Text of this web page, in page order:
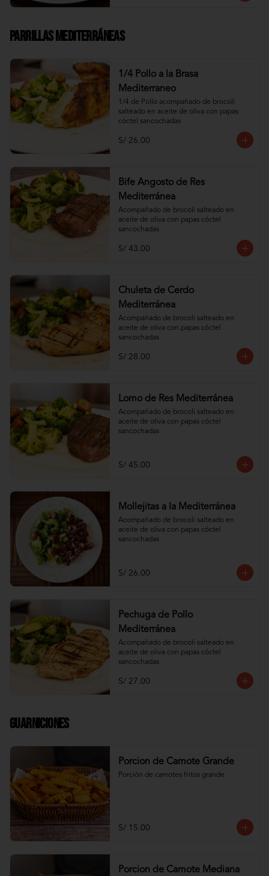
Parrillas Mediterráneas
1/4 Pollo a la Brasa
Mediterraneo
1/4 de Pollo acompañado de brocoli
salteado en aceite de oliva con papas
cóctel sancochadas
S/ 26.00
Bife Angosto de Res
Mediterránea
Acompañado de brocoli salteado en
aceite de oliva con papas cóctel
sancochadas
S/ 43.00
Chuleta de Cerdo
Mediterránea
Acompañado de brocoli salteado en
aceite de oliva con papas cóctel
sancochadas
S/ 28.00
Lomo de Res Mediterránea
Acompañado de brocoli salteado en
aceite de oliva con papas cóctel
sancochadas
S/ 45.00
Mollejitas a la Mediterránea
Acompañado de brocoli salteado en
aceite de oliva con papas cóctel
sancochadas
S/ 26.00
Pechuga de Pollo
Mediterránea
Acompañado de brocoli salteado en
aceite de oliva con papas cóctel
sancochadas
S/ 27.00
Guarniciones
Porcion de Camote Grande
Porción de camotes fritos grande
S/ 15.00
Porcion de Camote Mediana